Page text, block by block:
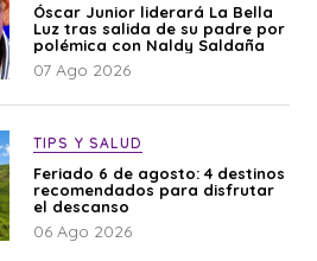
Óscar Junior liderará La Bella
Luz tras salida de su padre por
polémica con Naldy Saldaña
07 Ago 2026
TIPS Y SALUD
Feriado 6 de agosto: 4 destinos
recomendados para disfrutar
el descanso
06 Ago 2026